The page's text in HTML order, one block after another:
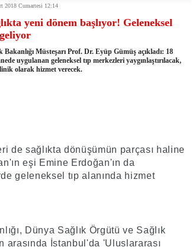
buldu
güreş finali
aldı
mücadelesi start aldı
Keskin'i ziyaret etti
geçirildi
sevgi seli
2018 Cumartesi 12:14
yeni dönem başlıyor! Geleneksel
Bakanlığı Müsteşarı Prof. Dr. Eyüp Gümüş açıkladı: 18
uygulanan geleneksel tıp merkezleri yaygınlaştırılacak,
olarak hizmet verecek.
de sağlıkta dönüşümün parçası haline
eşi Emine Erdoğan'ın da
geleneksel tıp alanında hizmet
Dünya Sağlık Örgütü ve Sağlık
İstanbul'da 'Uluslararası